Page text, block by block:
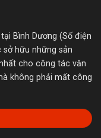
Bình Dương (Số điện
sở hữu những sản
cho công tác văn
không phải mất công